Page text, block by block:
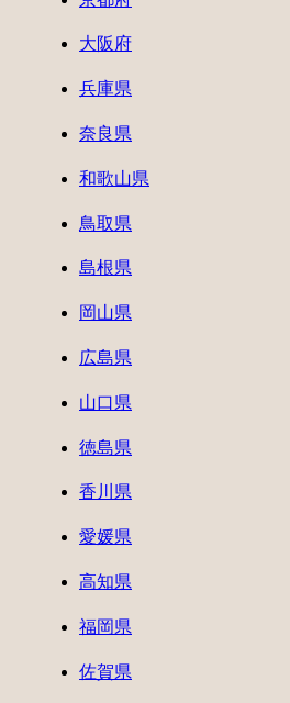
大阪府
兵庫県
奈良県
和歌山県
鳥取県
島根県
岡山県
広島県
山口県
徳島県
香川県
愛媛県
高知県
福岡県
佐賀県